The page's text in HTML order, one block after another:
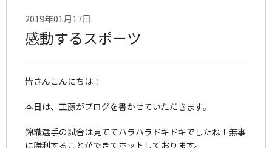
2019年01月17日
感動するスポーツ
皆さんこんにちは！
本日は、工藤がブログを書かせていただきます。
錦織選手の試合は見ててハラハラドキドキでしたね！無事
に勝利することができてホットしております。